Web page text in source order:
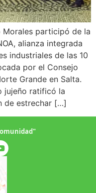
Morales participó de la
alianza integrada
industriales de las 10
por el Consejo
Grande en Salta.
jujeño ratificó la
de estrechar […]